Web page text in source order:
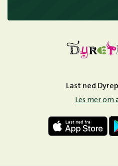
Last ned
Les mer om